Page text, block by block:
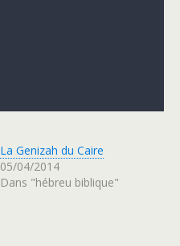
La Genizah du Caire
05/04/2014
Dans "hébreu biblique"